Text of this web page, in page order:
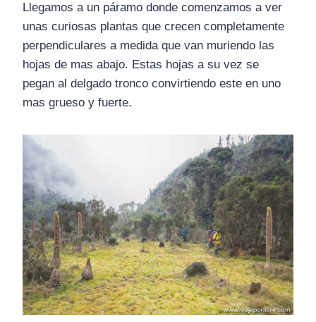
Llegamos a un páramo donde comenzamos a ver
unas curiosas plantas que crecen completamente
perpendiculares a medida que van muriendo las
hojas de mas abajo. Estas hojas a su vez se
pegan al delgado tronco convirtiendo este en uno
mas grueso y fuerte.